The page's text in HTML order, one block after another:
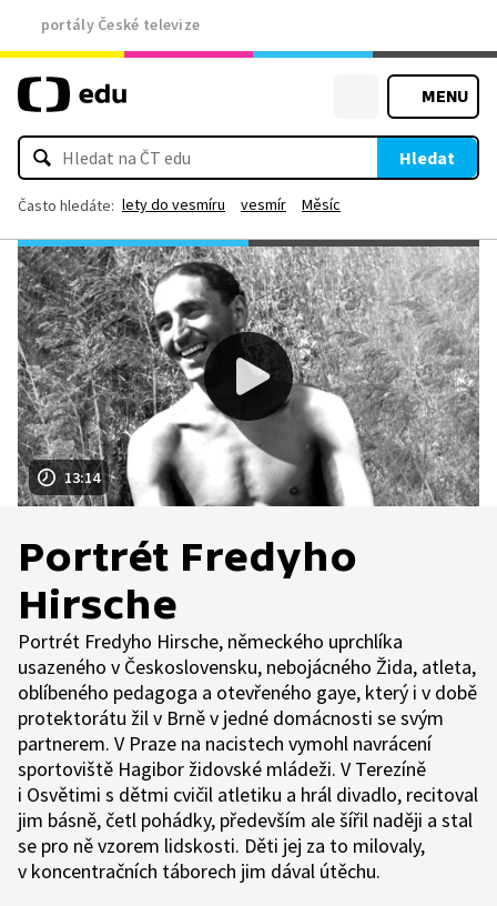
portály České televize
MENU
Hledat
Často hledáte: lety do vesmíru vesmír Měsíc
13:14
Portrét Fredyho
Hirsche
Portrét Fredyho Hirsche, německého uprchlíka
usazeného v Československu, nebojácného Žida, atleta,
oblíbeného pedagoga a otevřeného gaye, který i v době
protektorátu žil v Brně v jedné domácnosti se svým
partnerem. V Praze na nacistech vymohl navrácení
sportoviště Hagibor židovské mládeži. V Terezíně
i Osvětimi s dětmi cvičil atletiku a hrál divadlo, recitoval
jim básně, četl pohádky, především ale šířil naději a stal
se pro ně vzorem lidskosti. Děti jej za to milovaly,
v koncentračních táborech jim dával útěchu.